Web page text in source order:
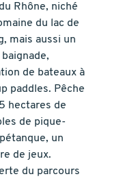
Rhône, niché
du lac de
mais aussi un
de bateaux à
paddles. Pêche
hectares de
de pique-
un
de jeux.
du parcours